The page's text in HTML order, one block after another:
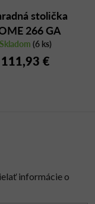
stolička
266 GA
antracitová
Skladom (6 ks)
111,93 €
informácie o